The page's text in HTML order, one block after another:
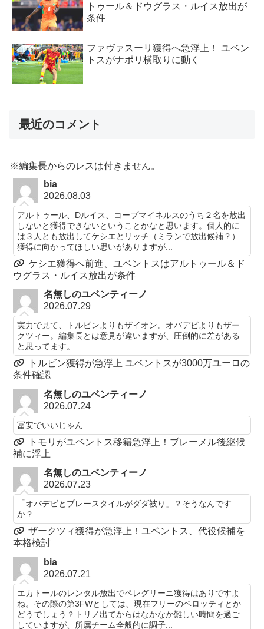
トゥール＆ドウグラス・ルイス放出が
条件
ファヴァスーリ獲得へ急浮上！ ユベン
トスがナポリ横取りに動く
最近のコメント
※編集長からのレスは付きません。
bia
2026.08.03
アルトゥール、Dルイス、コープマイネルスのうち２名を放出
しないと獲得できないということかなと思います。個人的に
は３人とも放出してケシエとリッチ（ミランで放出候補？）
獲得に向かってほしい思いがありますが...
ケシエ獲得へ前進、ユベントスはアルトゥール＆ド
ウグラス・ルイス放出が条件
名無しのユベンティーノ
2026.07.29
実力で見て、トルビンよりもザイオン。オバデビよりもザー
クツィー。編集長とは意見が違いますが、圧倒的に差がある
と思ってます。
トルビン獲得が急浮上 ユベントスが3000万ユーロの
条件確認
名無しのユベンティーノ
2026.07.24
冨安でいいじゃん
トモリがユベントス移籍急浮上！ブレーメル後継候
補に浮上
名無しのユベンティーノ
2026.07.23
「オバデビとプレースタイルがダダ被り」？そうなんです
か？
ザークツィ獲得が急浮上！ユベントス、代役候補を
本格検討
bia
2026.07.21
エカトールのレンタル放出でペレグリーニ獲得はありですよ
ね。その際の第3FWとしては、現在フリーのベロッティとか
どうでしょう？トリノ出てからはなかなか難しい時間を過ご
していますが、所属チーム全般的に調子...